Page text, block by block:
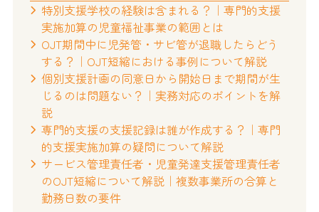
特別支援学校の経験は含まれる？｜専門的支援
実施加算の児童福祉事業の範囲とは
OJT期間中に児発管・サビ管が退職したらどう
する？｜OJT短縮における事例について解説
個別支援計画の同意日から開始日まで期間が生
じるのは問題ない？｜実務対応のポイントを解
説
専門的支援の支援記録は誰が作成する？｜専門
的支援実施加算の疑問について解説
サービス管理責任者・児童発達支援管理責任者
のOJT短縮について解説｜複数事業所の合算と
勤務日数の要件